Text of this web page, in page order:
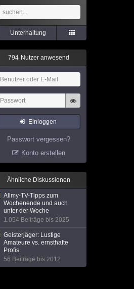
Unterhaltung
794 Nutzer anwesend
Einloggen
Passwort vergessen?
Konto erstellen
Ähnliche Diskussionen
Allmy-TV-Tipps zum
Wochenende und auch
unter der Woche
1.054 Beiträge bis 2025
Geisterjäger: Lustige
Amateure vs. ernsthafte
Profis.
56 Beiträge bis 2012